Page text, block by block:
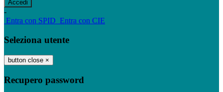
-
Entra con SPID Entra con CIE
Seleziona utente
button close ×
Recupero password